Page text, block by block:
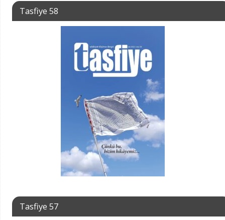
Tasfiye 58
Tasfiye 57